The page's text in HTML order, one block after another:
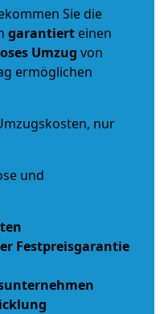
Sie die
garantiert einen
Umzug von
ermöglichen
nur
und
Festpreisgarantie